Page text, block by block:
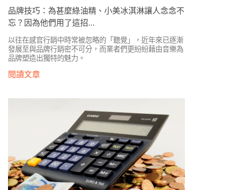
品牌技巧：為甚麼綠油精、小美冰淇淋讓人念念不
忘？因為他們用了這招…
以往在感官行銷中時常被忽略的「聽覺」，近年來已逐漸
發展至與品牌行銷密不可分，而業者們更紛紛藉由音樂為
品牌塑造出獨特的魅力。
閱讀文章